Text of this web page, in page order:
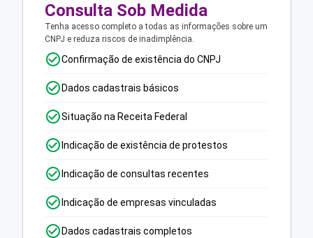
Consulta Sob Medida
Tenha acesso completo a todas as informações sobre um
CNPJ e reduza riscos de inadimplência.
Confirmação de existência do CNPJ
Dados cadastrais básicos
Situação na Receita Federal
Indicação de existência de protestos
Indicação de consultas recentes
Indicação de empresas vinculadas
Dados cadastrais completos